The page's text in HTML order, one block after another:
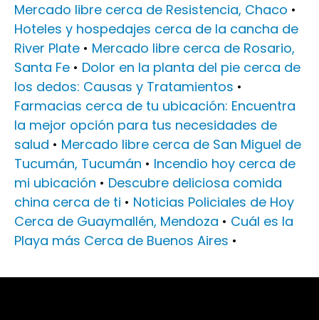
Mercado libre cerca de Resistencia, Chaco •
Hoteles y hospedajes cerca de la cancha de
River Plate • Mercado libre cerca de Rosario,
Santa Fe • Dolor en la planta del pie cerca de
los dedos: Causas y Tratamientos •
Farmacias cerca de tu ubicación: Encuentra
la mejor opción para tus necesidades de
salud • Mercado libre cerca de San Miguel de
Tucumán, Tucumán • Incendio hoy cerca de
mi ubicación • Descubre deliciosa comida
china cerca de ti • Noticias Policiales de Hoy
Cerca de Guaymallén, Mendoza • Cuál es la
Playa más Cerca de Buenos Aires •